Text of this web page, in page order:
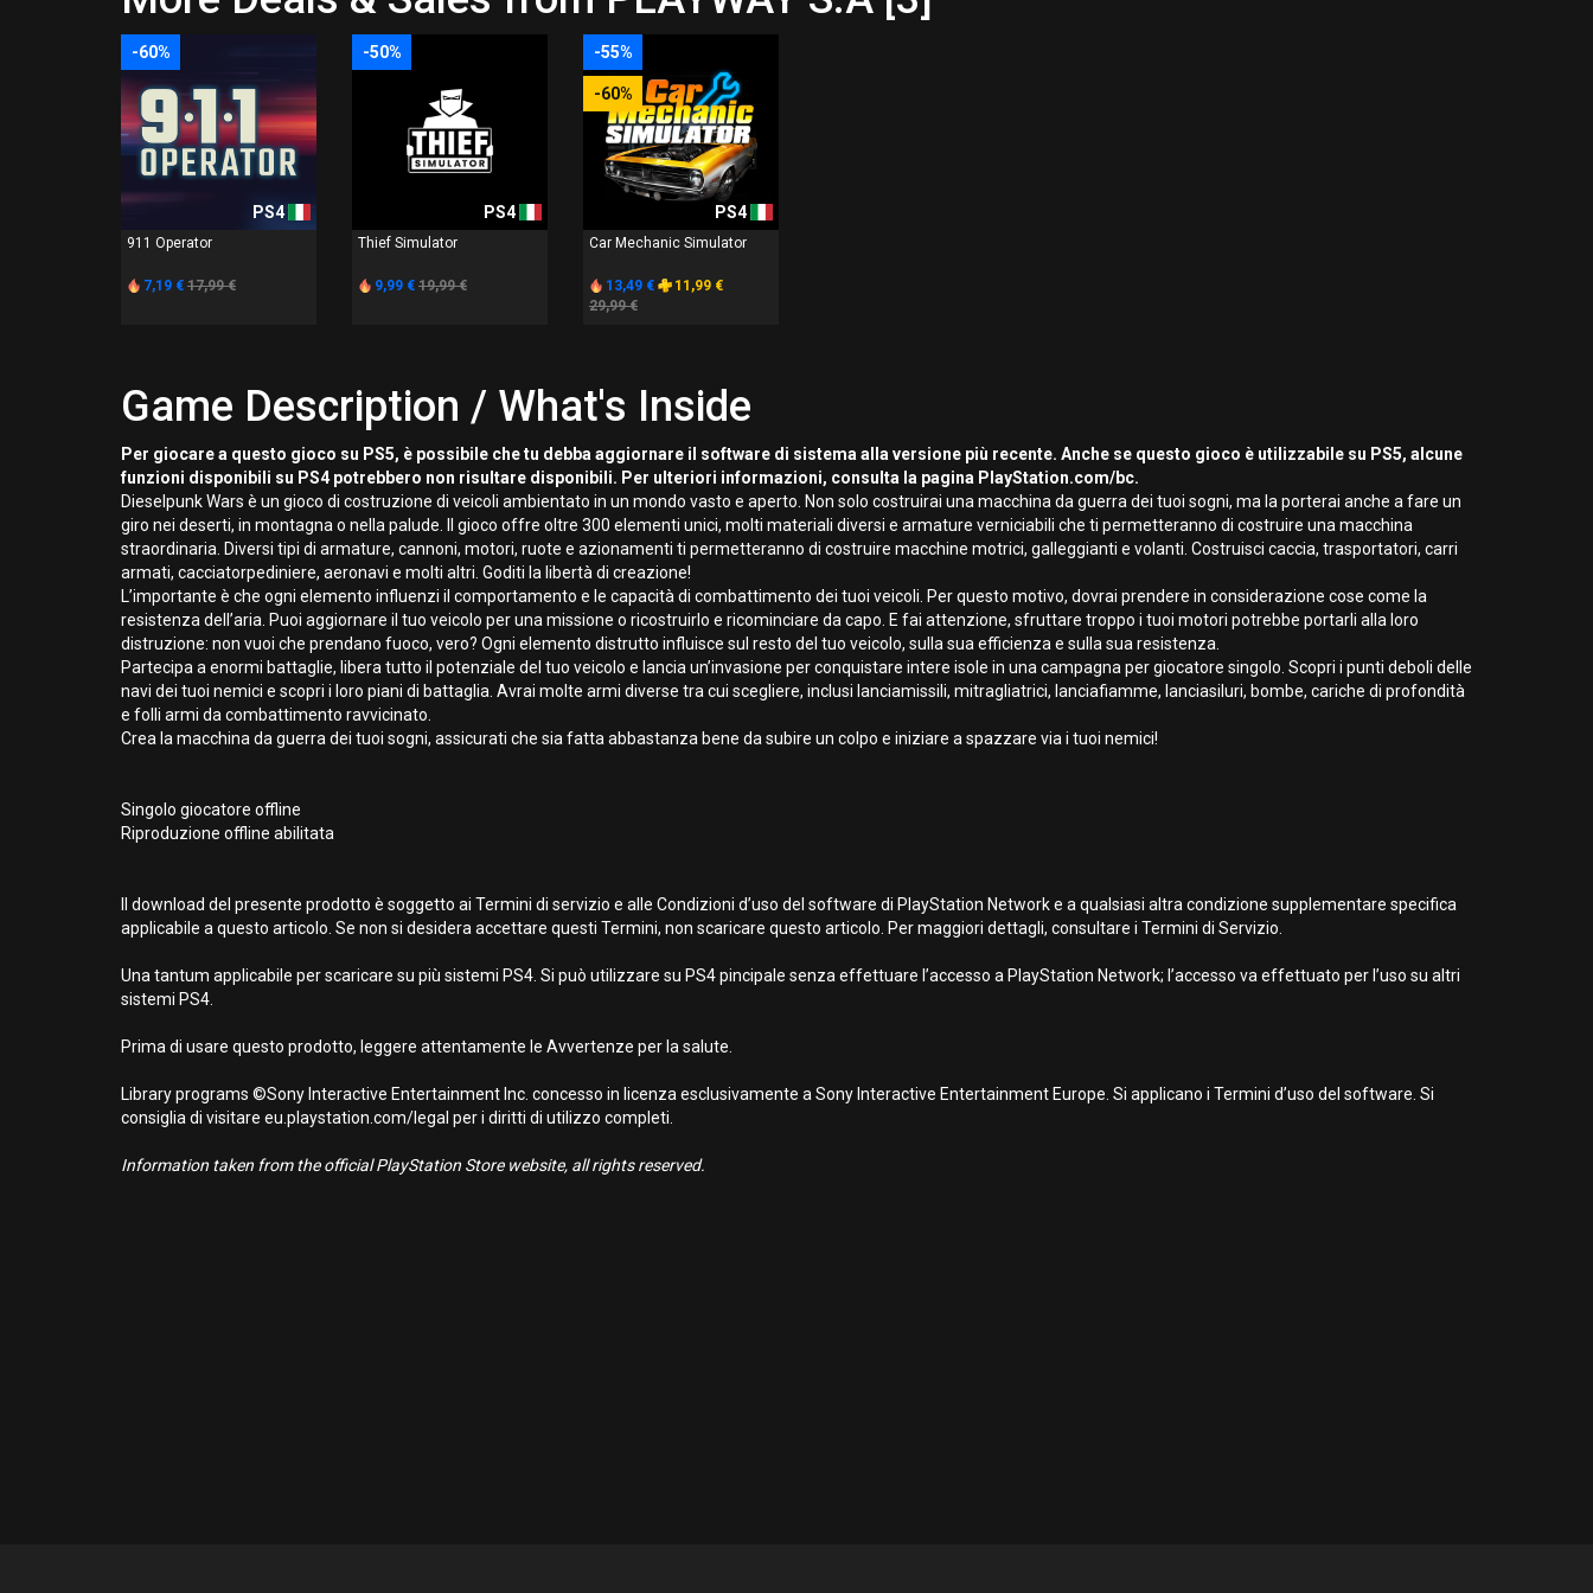
-60%
PS4
911 Operator
7,19 € 17,99 €
-50%
PS4
Thief Simulator
9,99 € 19,99 €
-55%
-60%
PS4
Car Mechanic Simulator
13,49 €
11,99 €
29,99 €
Game Description / What's Inside
Per giocare a questo gioco su PS5, è possibile che tu debba aggiornare il software di sistema alla versione più recente. Anche se questo gioco è utilizzabile su PS5, alcune
funzioni disponibili su PS4 potrebbero non risultare disponibili. Per ulteriori informazioni, consulta la pagina PlayStation.com/bc.
Dieselpunk Wars è un gioco di costruzione di veicoli ambientato in un mondo vasto e aperto. Non solo costruirai una macchina da guerra dei tuoi sogni, ma la porterai anche a fare un
giro nei deserti, in montagna o nella palude. Il gioco offre oltre 300 elementi unici, molti materiali diversi e armature verniciabili che ti permetteranno di costruire una macchina
straordinaria. Diversi tipi di armature, cannoni, motori, ruote e azionamenti ti permetteranno di costruire macchine motrici, galleggianti e volanti. Costruisci caccia, trasportatori, carri
armati, cacciatorpediniere, aeronavi e molti altri. Goditi la libertà di creazione!
L’importante è che ogni elemento influenzi il comportamento e le capacità di combattimento dei tuoi veicoli. Per questo motivo, dovrai prendere in considerazione cose come la
resistenza dell’aria. Puoi aggiornare il tuo veicolo per una missione o ricostruirlo e ricominciare da capo. E fai attenzione, sfruttare troppo i tuoi motori potrebbe portarli alla loro
distruzione: non vuoi che prendano fuoco, vero? Ogni elemento distrutto influisce sul resto del tuo veicolo, sulla sua efficienza e sulla sua resistenza.
Partecipa a enormi battaglie, libera tutto il potenziale del tuo veicolo e lancia un’invasione per conquistare intere isole in una campagna per giocatore singolo. Scopri i punti deboli delle
navi dei tuoi nemici e scopri i loro piani di battaglia. Avrai molte armi diverse tra cui scegliere, inclusi lanciamissili, mitragliatrici, lanciafiamme, lanciasiluri, bombe, cariche di profondità
e folli armi da combattimento ravvicinato.
Crea la macchina da guerra dei tuoi sogni, assicurati che sia fatta abbastanza bene da subire un colpo e iniziare a spazzare via i tuoi nemici!
Singolo giocatore offline
Riproduzione offline abilitata
Il download del presente prodotto è soggetto ai Termini di servizio e alle Condizioni d’uso del software di PlayStation Network e a qualsiasi altra condizione supplementare specifica
applicabile a questo articolo. Se non si desidera accettare questi Termini, non scaricare questo articolo. Per maggiori dettagli, consultare i Termini di Servizio.
Una tantum applicabile per scaricare su più sistemi PS4. Si può utilizzare su PS4 pincipale senza effettuare l’accesso a PlayStation Network; l’accesso va effettuato per l’uso su altri
sistemi PS4.
Prima di usare questo prodotto, leggere attentamente le Avvertenze per la salute.
Library programs ©Sony Interactive Entertainment Inc. concesso in licenza esclusivamente a Sony Interactive Entertainment Europe. Si applicano i Termini d’uso del software. Si
consiglia di visitare eu.playstation.com/legal per i diritti di utilizzo completi.
Information taken from the official PlayStation Store website, all rights reserved.